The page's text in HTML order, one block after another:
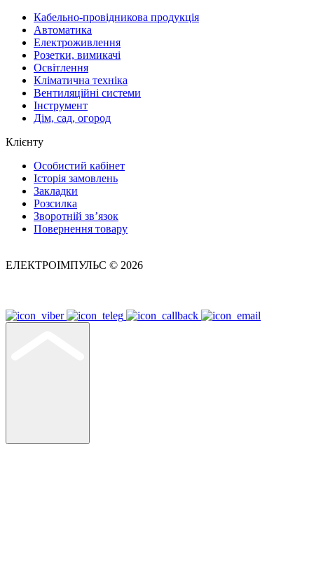
Кабельно-провідникова продукція
Автоматика
Електроживлення
Розетки, вимикачі
Освітлення
Кліматична техніка
Вентиляційні системи
Інструмент
Дім, сад, огород
Клієнту
Особистий кабінет
Історія замовлень
Закладки
Розсилка
Зворотній зв’язок
Повернення товару
ЕЛЕКТРОІМПУЛЬС © 2026